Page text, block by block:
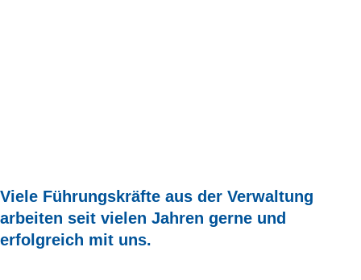
Viele Führungskräfte aus der Verwaltung
arbeiten seit vielen Jahren gerne und
erfolgreich mit uns.